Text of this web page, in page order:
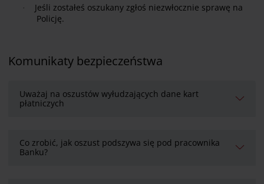
·
Jeśli zostałeś oszukany zgłoś niezwłocznie sprawę na
Policję.
Komunikaty bezpieczeństwa
Uważaj na oszustów wyłudzających dane kart
płatniczych
Co zrobić, jak oszust podszywa się pod pracownika
Banku?